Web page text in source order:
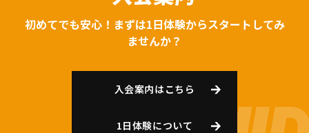
初めてでも安心！まずは1日体験からスタートしてみ
ませんか？
入会案内はこちら
1日体験について